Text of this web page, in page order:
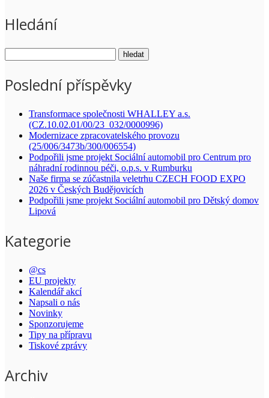
Hledání
Poslední příspěvky
Transformace společnosti WHALLEY a.s.
(CZ.10.02.01/00/23_032/0000996)
Modernizace zpracovatelského provozu
(25/006/3473b/300/006554)
Podpořili jsme projekt Sociální automobil pro Centrum pro
náhradní rodinnou péči, o.p.s. v Rumburku
Naše firma se zúčastnila veletrhu CZECH FOOD EXPO
2026 v Českých Budějovicích
Podpořili jsme projekt Sociální automobil pro Dětský domov
Lipová
Kategorie
@cs
EU projekty
Kalendář akcí
Napsali o nás
Novinky
Sponzorujeme
Tipy na přípravu
Tiskové zprávy
Archiv